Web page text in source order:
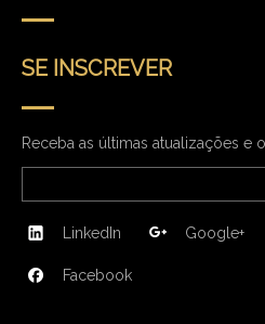
SE INSCREVER
Receba as últimas atualizações e
LinkedIn Google+
Facebook